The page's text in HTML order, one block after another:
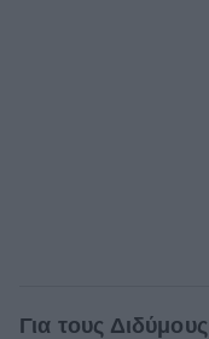
Για τους Διδύμους